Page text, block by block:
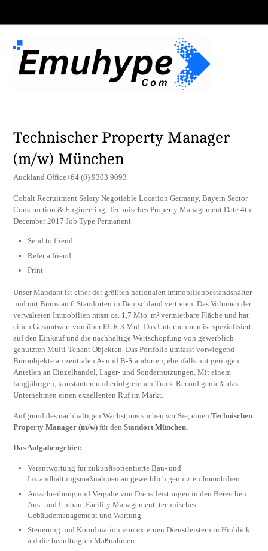
Technischer Property Manager
(m/w) München
Auckland Office+64 (0) 9303 9093
Cobalt Recruitment Salary Negotiable Location Germany, Bayern Sector
Construction & Engineering, Technisches Property Management Date 4th
December 2017 Job Type Permanent
Send to friend
Refer a friend
Print
Unser Mandant ist einer der größten nationalen Immobilienbestandshalter
und mit Büros an 6 Standorten in Deutschland vertreten. Das Volumen der
verwalteten Immobilien misst ca. 1,7 Mio. m² vermietbare Fläche und hat
einen Gesamtwert von über EUR 3 Mrd. Das Unternehmen ist spezialisiert
auf den Einkauf und die nachhaltige Wertschöpfung von gewerblich
genutzten Multi-Tenant Objekten. Das Portfolio umfasst vorwiegend
Büroobjekte an zentralen A- und B-Standorten, ebenfalls mit geringen
Anteilen an Einzelhandel, Lager- und Sondernutzungen. Mit einem
langjährigen, konstanten und erfolgreichen Track-Record genießt das
Unternehmen einen exzellenten Ruf im Markt.
Aufgrund des nachhaltigen Wachstums suchen wir Sie, einenTechnischen
Property Manager (m/w) für denStandort München.
Das Aufgabengebiet:
Verantwortung für zukunftsorientierte Bau- und
Instandhaltungsmaßnahmen an gewerblich genutzten Immobilien
Ausschreibung und Vergabe von Dienstleistungen in den Bereichen
Aus- und Umbau, Facility Management, technisches
Gebäudemanagement und Wartung
Steuerung und Koordination von externen Dienstleistern in Hinblick
auf die beauftragten Maßnahmen